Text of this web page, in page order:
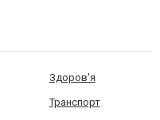
Здоров'я
Транспорт